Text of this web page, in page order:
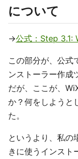
について
→公式：Step 3.1:
この部分が、公式
ンストーラー作成
だが、ここが、
か？何をしようと
た。
というより、私の
きに使うインスト